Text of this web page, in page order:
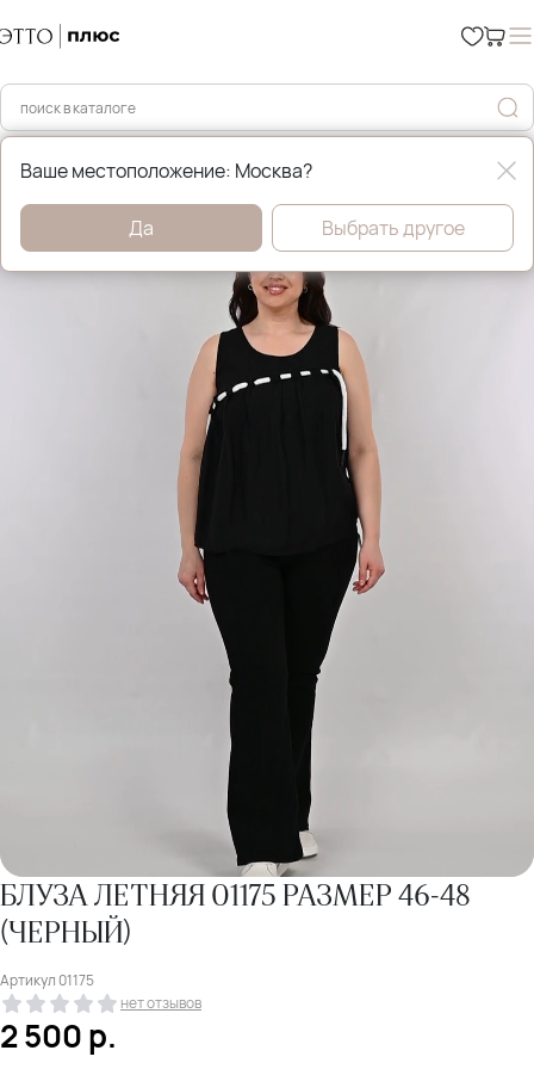
Главная Рубашки и блузы
БЛУЗА ЛЕТНЯЯ 01175 РАЗМЕР 46-48
(ЧЕРНЫЙ)
Артикул 01175
нет отзывов
2 500р.
Ваше местоположение: Москва?
Да Выбрать другое